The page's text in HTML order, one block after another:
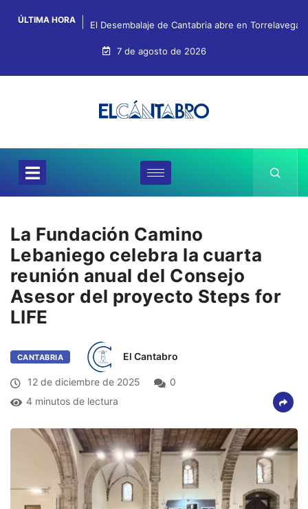
ÚLTIMA HORA El Desembalaje de Cantabria abre en
7 de agosto de 2026
La Fundación Camino
Lebaniego celebra la cuarta
reunión anual del Consejo
Asesor del proyecto Steps for
LIFE
CANTABRIA El Cantabro
12 de diciembre de 2025
0
4 minutos de lectura